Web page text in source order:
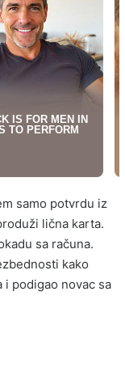
samo potvrdu iz
lična karta.
sa računa.
kako
podigao novac sa